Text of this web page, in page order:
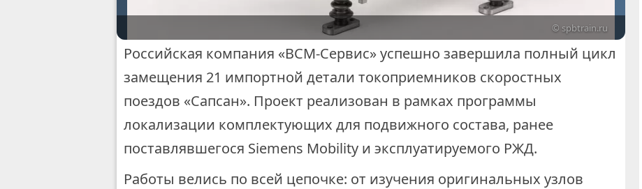
© spbtrain.ru
Российская компания «ВСМ-Сервис» успешно завершила полный цикл
замещения 21 импортной детали токоприемников скоростных
поездов «Сапсан». Проект реализован в рамках программы
локализации комплектующих для подвижного состава, ранее
поставлявшегося Siemens Mobility и эксплуатируемого РЖД.
Работы велись по всей цепочке: от изучения оригинальных узлов